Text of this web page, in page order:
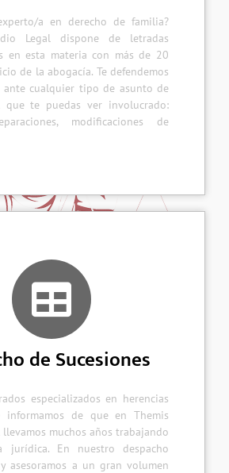
a en derecho de familia?
Legal dispone de letradas
en esta materia con más de 20
de la abogacía. Te defendemos
ante cualquier tipo de asunto de
te puedas ver involucrado:
modificaciones de
de Sucesiones
especializados en herencias
informamos de que en Themis
muchos años trabajando
jurídica. En nuestro despacho
asesoramos a un gran volumen